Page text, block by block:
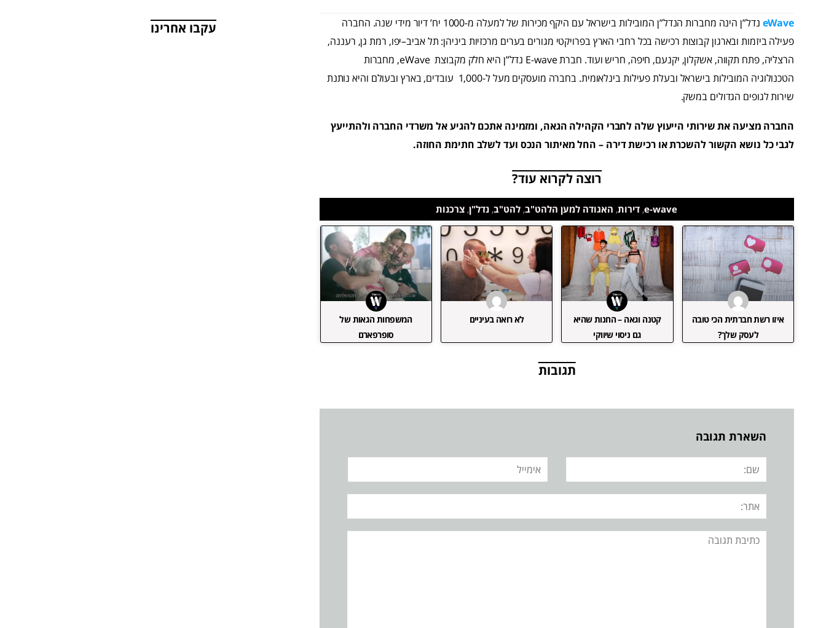
eWave
נדל”ן הינה מחברות הנדל”ן המובילות בישראל עם היקף מכירות של למעלה מ-1000 יח’ דיור מידי שנה. החברה
פעילה ביזמות ובארגון קבוצות רכישה בכל רחבי הארץ בפרויקטי מגורים בערים מרכזיות ביניהן: תל אביב–יפו, רמת גן, רעננה,
הרצליה, פתח תקווה, אשקלון, יקנעם, חיפה, חריש ועוד. חברתE-wave נדל”ן היא חלק מקבוצת eWave, מחברות
הטכנולוגיה המובילות בישראל ובעלת פעילות בינלאומית. בחברה מועסקים מעל ל-1,000 עובדים, בארץ ובעולם והיא נותנת
שירות לגופים הגדולים במשק.
החברה מציעה את שירותי הייעוץ שלה לחברי הקהילה הגאה, ומזמינה אתכם להגיע אל משרדי החברה ולהתייעץ
לגבי כל נושא הקשור להשכרת או רכישת דירה – החל מאיתור הנכס ועד לשלב חתימת החוזה.
רוצה לקרוא עוד?
e-wave
,דירות, האגודה למען הלהט"ב,להט"ב,נדל"ן,צרכנות
איזו רשת חברתית הכי טובה
לעסק שלך?
קטנה וגאה – החנות שהיא
גם ניסוי שיווקי
לא רואה בעיניים
המשפחות הגאות של
סופרפארם
תגובות
השארת תגובה
שם: אימייל
אתר:
תגובה
עקבו אחרינו